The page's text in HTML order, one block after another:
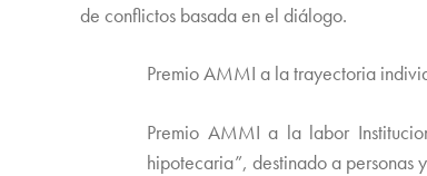
de conflictos basada en el diálogo.
Premio AMMI a la trayectoria
Premio AMMI a la labor
hipotecaria”, destinado a personas